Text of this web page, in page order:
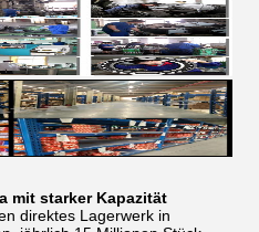
mit starker Kapazität
direktes Lagerwerk in